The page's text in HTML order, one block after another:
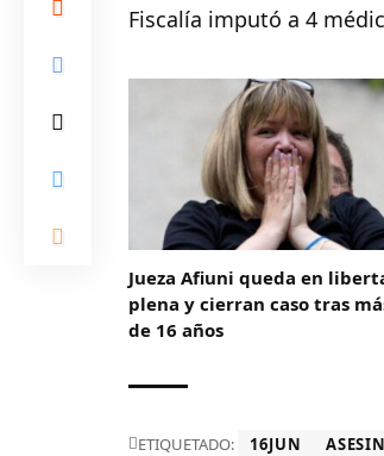
Fiscalía imputó a 4
Jueza Afiuni queda en
plena y cierran caso tras
de 16 años
ETIQUETADO: 16JUN